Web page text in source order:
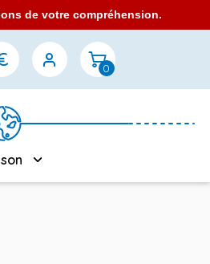
de votre compréhension.
0